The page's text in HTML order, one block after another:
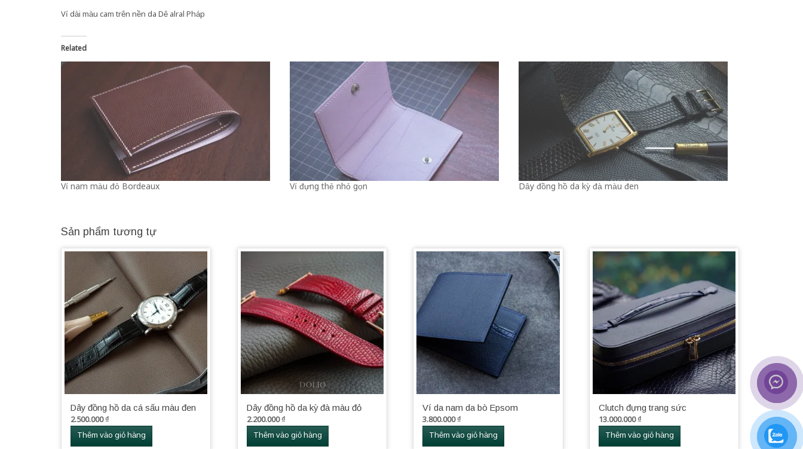
Ví dài màu cam trên nền da Dê alral Pháp
Related
Ví nam màu đỏ Bordeaux Ví đựng thẻ nhỏ gọn Dây đồng hồ da kỳ đà màu đen
Sản phẩm tương tự
Dây đồng hồ da cá sấu màu đen
2.500.000₫
Thêm vào giỏ hàng
Dây đồng hồ da kỳ đà màu đỏ
2.200.000₫
Thêm vào giỏ hàng
Ví da nam da bò Epsom
3.800.000₫
Thêm vào giỏ hàng
Clutch đựng trang sức
13.000.000₫
Thêm vào giỏ hàng